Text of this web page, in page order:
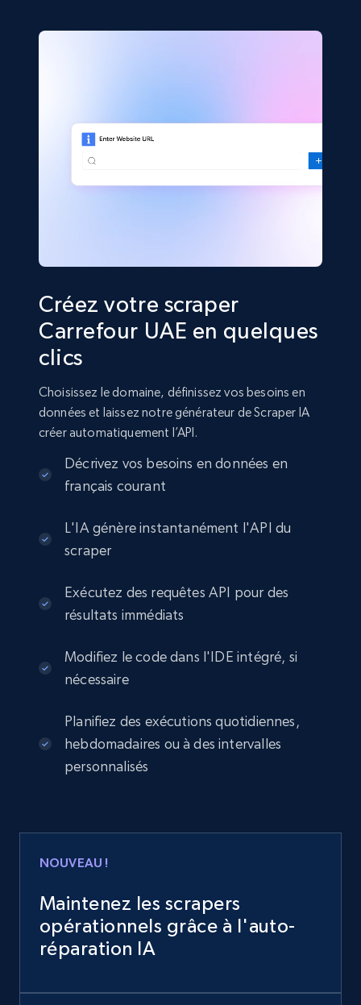
Créez votre scraper
Carrefour UAE en quelques
clics
Choisissez le domaine, définissez vos besoins en
données et laissez notre générateur de Scraper IA
créer automatiquement l’API.
Décrivez vos besoins en données en
français courant
L'IA génère instantanément l'API du
scraper
Exécutez des requêtes API pour des
résultats immédiats
Modifiez le code dans l'IDE intégré, si
nécessaire
Planifiez des exécutions quotidiennes,
hebdomadaires ou à des intervalles
personnalisés
NOUVEAU !
Maintenez les scrapers
opérationnels grâce à l'auto-
réparation IA